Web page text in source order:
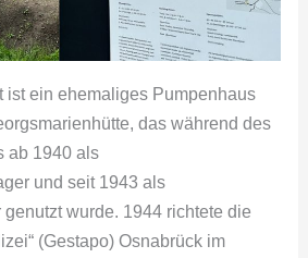
ist ein ehemaliges Pumpenhaus
das während des
ab 1940 als
und seit 1943 als
wurde. 1944 richtete die
(Gestapo) Osnabrück im